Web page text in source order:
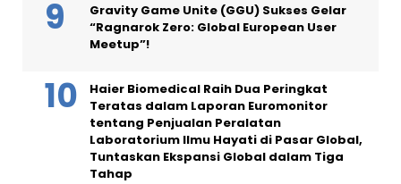
Gravity Game Unite (GGU) Sukses Gelar
“Ragnarok Zero: Global European User
Meetup”!
Haier Biomedical Raih Dua Peringkat
Teratas dalam Laporan Euromonitor
tentang Penjualan Peralatan
Laboratorium Ilmu Hayati di Pasar Global,
Tuntaskan Ekspansi Global dalam Tiga
Tahap